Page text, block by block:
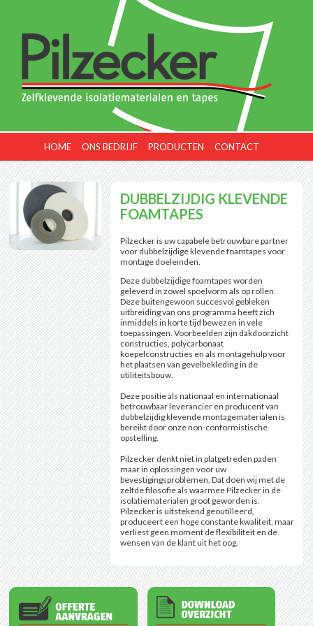
HOME ONS BEDRIJF PRODUCTEN CONTACT
DUBBELZIJDIG KLEVENDE
FOAMTAPES
Pilzecker is uw capabele betrouwbare partner
voor dubbelzijdige klevende foamtapes voor
montage doeleinden.
Deze dubbelzijdige foamtapes worden
geleverd in zowel spoelvorm als op rollen.
Deze buitengewoon succesvol gebleken
uitbreiding van ons programma heeft zich
inmiddels in korte tijd bewezen in vele
toepassingen. Voorbeelden zijn dakdoorzicht
constructies, polycarbonaat
koepelconstructies en als montagehulp voor
het plaatsen van gevelbekleding in de
utiliteitsbouw.
Deze positie als nationaal en internationaal
betrouwbaar leverancier en producent van
dubbelzijdig klevende montagematerialen is
bereikt door onze non-conformistische
opstelling.
Pilzecker denkt niet in platgetreden paden
maar in oplossingen voor uw
bevestigingsproblemen. Dat doen wij met de
zelfde filosofie als waarmee Pilzecker in de
isolatiematerialen groot geworden is.
Pilzecker is uitstekend geoutilleerd,
produceert een hoge constante kwaliteit, maar
verliest geen moment de flexibiliteit en de
wensen van de klant uit het oog.